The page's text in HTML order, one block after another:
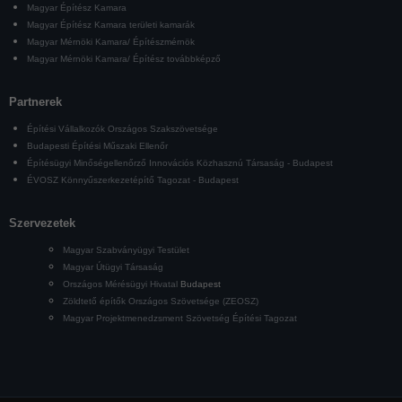
Magyar Építész Kamara
Magyar Építész Kamara területi kamarák
Magyar Mérnöki Kamara/ Építészmérnök
Magyar Mérnöki Kamara/ Építész továbbképző
Partnerek
Építési Vállalkozók Országos Szakszövetsége
Budapesti Építési Műszaki Ellenőr
Építésügyi Minőségellenőrző Innovációs Közhasznú Társaság - Budapest
ÉVOSZ Könnyűszerkezetépítő Tagozat - Budapest
Szervezetek
Magyar Szabványügyi Testület
Magyar Útügyi Társaság
Országos Mérésügyi Hivatal Budapest
Zöldtető építők Országos Szövetsége (ZEOSZ)
Magyar Projektmenedzsment Szövetség Építési Tagozat